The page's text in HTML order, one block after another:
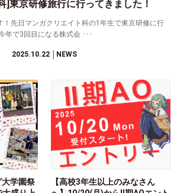
]東京研修旅行に行ってきました！
！先日マンガクリエイト科の1年生で東京研修に行
年で3回目になる株式会 ･･･
2025.10.22 │NEWS
大学園祭
【高校3年生以上のみなさん